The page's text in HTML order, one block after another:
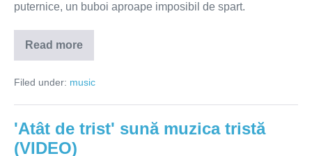
puternice, un buboi aproape imposibil de spart.
Read more
Un
share
muzica
Filed under: music
'Atât de trist' sună muzica tristă
(VIDEO)